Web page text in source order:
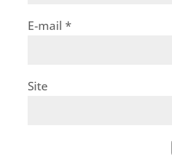
E-mail *
Site